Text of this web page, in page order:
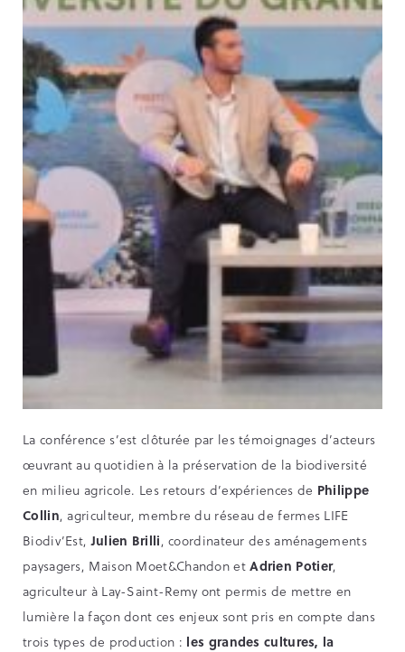
La conférence s’est clôturée par les témoignages d’acteurs
œuvrant au quotidien à la préservation de la biodiversité
en milieu agricole. Les retours d’expériences de Philippe
Collin, agriculteur, membre du réseau de fermes LIFE
Biodiv’Est,Julien Brilli, coordinateur des aménagements
paysagers, Maison Moet&Chandon etAdrien Potier,
agriculteur à Lay-Saint-Remy ont permis de mettre en
lumière la façon dont ces enjeux sont pris en compte dans
trois types de production : les grandes cultures, la